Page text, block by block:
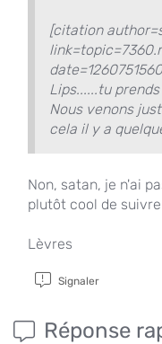
[citation
Lips......tu
Nous venons
cela il y a
Non, satan, je n'ai
plutôt cool de
Lèvres
Signaler
Réponse